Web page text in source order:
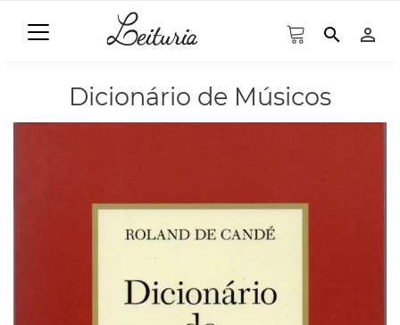
search person_outline
Dicionário de Músicos